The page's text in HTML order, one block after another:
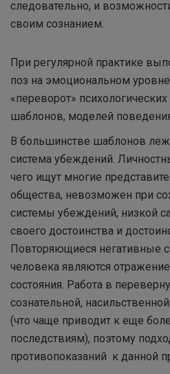
следовательно, и
своим сознанием.
При регулярной практике
поз на эмоциональном
«переворот»
шаблонов, моделей
В большинстве шаблонов
система убеждений.
чего ищут многие
общества, невозможен при
системы убеждений, низкой
своего достоинства и
Повторяющиеся негативные
человека являются
состояния. Работа в
сознательной,
(что чаще приводит к еще
последствиям), поэтому
противопоказаний к данной